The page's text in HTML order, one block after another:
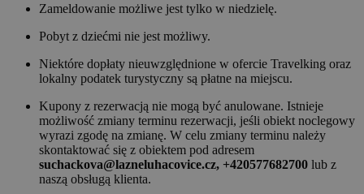
Zameldowanie możliwe jest tylko w niedzielę.
Pobyt z dziećmi nie jest możliwy.
Niektóre dopłaty nieuwzględnione w ofercie Travelking oraz
lokalny podatek turystyczny są płatne na miejscu.
Kupony z rezerwacją nie mogą być anulowane. Istnieje
możliwość zmiany terminu rezerwacji, jeśli obiekt noclegowy
wyrazi zgodę na zmianę. W celu zmiany terminu należy
skontaktować się z obiektem pod adresem
suchackova@lazneluhacovice.cz, +420577682700 lub z
naszą obsługą klienta.